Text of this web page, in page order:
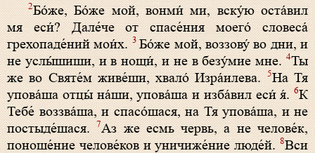
2Бо́же, Бо́же мой, вонми́ ми, вску́ю оста́вил
мя еси́? Дале́че от спасе́ния моего́ словеса́
грехопаде́ний мои́х. 3Бо́же мой, воззову́ во дни, и
не услы́шиши, и в нощи́, и не в безу́мие мне. 4Ты
же во Святе́м живе́ши, хвало́ Изра́илева.5На Тя
упова́ша отцы́ на́ши, упова́ша и изба́вил еси́ я́.6К
Тебе́ воззва́ша, и спасо́шася, на Тя упова́ша, и не
постыде́шася.7Аз же есмь червь, а не челове́к,
поноше́ние челове́ков и уничиже́ние люде́й.8Вси